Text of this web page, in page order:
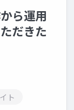
ら運用
だきた
ト